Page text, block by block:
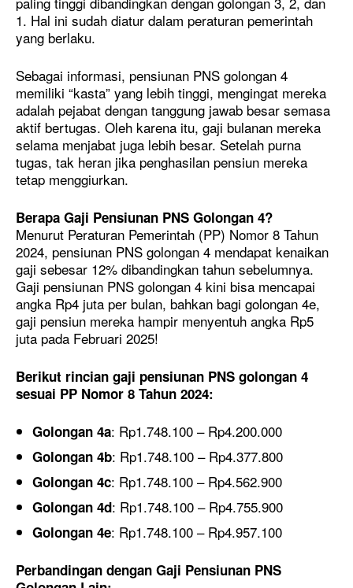
1. Hal ini sudah diatur dalam peraturan pemerintah
yang berlaku.
Sebagai informasi, pensiunan PNS golongan 4
memiliki “kasta” yang lebih tinggi, mengingat mereka
adalah pejabat dengan tanggung jawab besar semasa
aktif bertugas. Oleh karena itu, gaji bulanan mereka
selama menjabat juga lebih besar. Setelah purna
tugas, tak heran jika penghasilan pensiun mereka
tetap menggiurkan.
Berapa Gaji Pensiunan PNS Golongan 4?
Menurut Peraturan Pemerintah (PP) Nomor 8 Tahun
2024, pensiunan PNS golongan 4 mendapat kenaikan
gaji sebesar 12% dibandingkan tahun sebelumnya.
Gaji pensiunan PNS golongan 4 kini bisa mencapai
angka Rp4 juta per bulan, bahkan bagi golongan 4e,
gaji pensiun mereka hampir menyentuh angka Rp5
juta pada Februari 2025!
Berikut rincian gaji pensiunan PNS golongan 4
sesuai PP Nomor 8 Tahun 2024:
Golongan 4a: Rp1.748.100 – Rp4.200.000
Golongan 4b: Rp1.748.100 – Rp4.377.800
Golongan 4c: Rp1.748.100 – Rp4.562.900
Golongan 4d: Rp1.748.100 – Rp4.755.900
Golongan 4e: Rp1.748.100 – Rp4.957.100
Perbandingan dengan Gaji Pensiunan PNS